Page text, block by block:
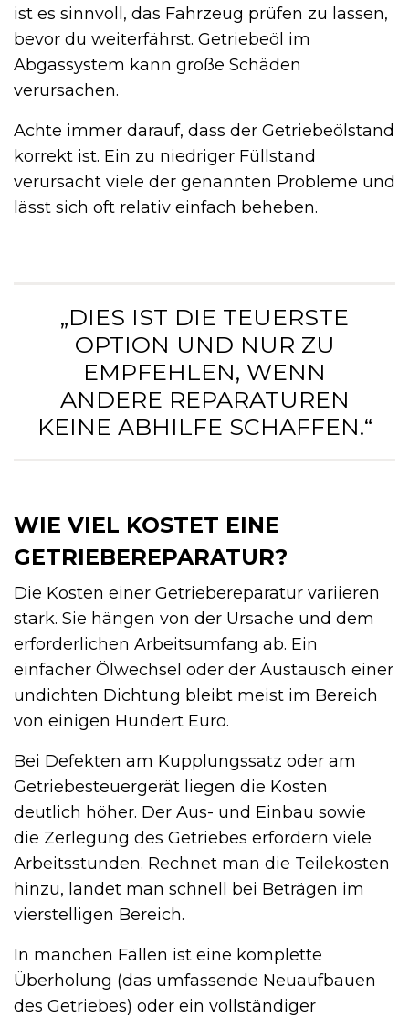
ist es sinnvoll, das Fahrzeug prüfen zu lassen,
bevor du weiterfährst. Getriebeöl im
Abgassystem kann große Schäden
verursachen.
Achte immer darauf, dass der Getriebeölstand
korrekt ist. Ein zu niedriger Füllstand
verursacht viele der genannten Probleme und
lässt sich oft relativ einfach beheben.
„DIES IST DIE TEUERSTE
OPTION UND NUR ZU
EMPFEHLEN, WENN
ANDERE REPARATUREN
KEINE ABHILFE SCHAFFEN.“
WIE VIEL KOSTET EINE
GETRIEBEREPARATUR?
Die Kosten einer Getriebereparatur variieren
stark. Sie hängen von der Ursache und dem
erforderlichen Arbeitsumfang ab. Ein
einfacher Ölwechsel oder der Austausch einer
undichten Dichtung bleibt meist im Bereich
von einigen Hundert Euro.
Bei Defekten am Kupplungssatz oder am
Getriebesteuergerät liegen die Kosten
deutlich höher. Der Aus- und Einbau sowie
die Zerlegung des Getriebes erfordern viele
Arbeitsstunden. Rechnet man die Teilekosten
hinzu, landet man schnell bei Beträgen im
vierstelligen Bereich.
In manchen Fällen ist eine komplette
Überholung (das umfassende Neuaufbauen
des Getriebes) oder ein vollständiger